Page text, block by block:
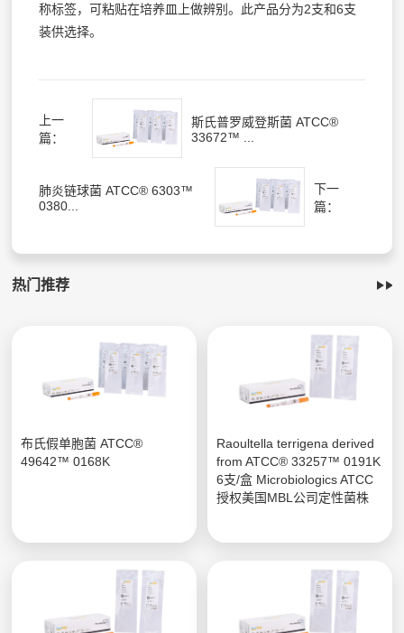
称标签，可粘贴在培养皿上做辨别。此产品分为2支和6支
装供选择。
上一
篇：
斯氏普罗威登斯菌 ATCC®
33672™ ...
肺炎链球菌 ATCC® 6303™
0380...
下一
篇：
热门推荐
布氏假单胞菌 ATCC®
49642™ 0168K
Raoultella terrigena derived
from ATCC® 33257™ 0191K
6支/盒 Microbiologics ATCC
授权美国MBL公司定性菌株